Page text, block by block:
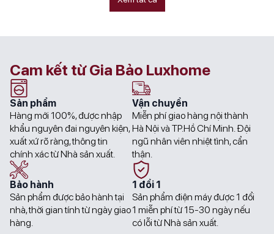
Cam kết từ Gia Bảo Luxhome
Sản phẩm
Hàng mới 100%, được nhập
khẩu nguyên đai nguyên kiện,
xuất xứ rõ ràng, thông tin
chính xác từ Nhà sản xuất.
Vận chuyển
Miễn phí giao hàng nội thành
Hà Nội và TP.Hồ Chí Minh. Đội
ngũ nhân viên nhiệt tình, cẩn
thận.
Bảo hành
Sản phẩm được bảo hành tại
nhà, thời gian tính từ ngày giao
hàng.
1 đổi 1
Sản phẩm điện máy được 1 đổi
1 miễn phí từ 15-30 ngày nếu
có lỗi từ Nhà sản xuất.